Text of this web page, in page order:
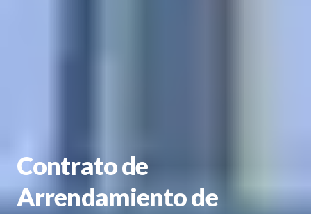
Contrato de
Arrendamiento de